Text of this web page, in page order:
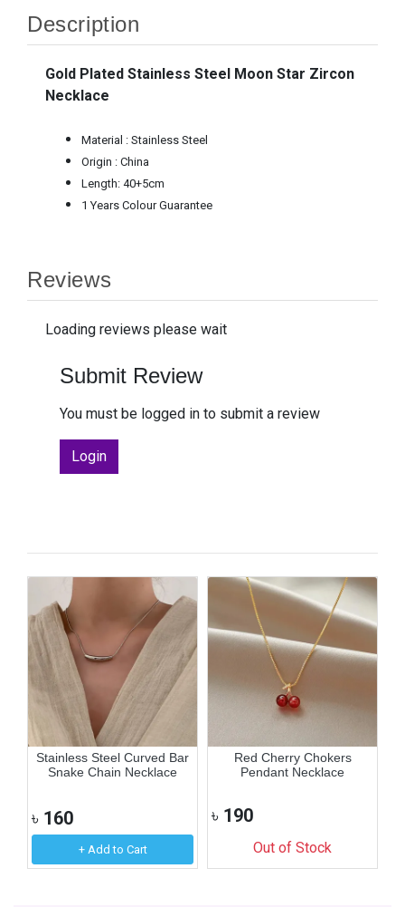
Description
Gold Plated Stainless Steel Moon Star Zircon
Necklace
Material : Stainless Steel
Origin : China
Length: 40+5cm
1 Years Colour Guarantee
Reviews
Loading reviews please wait
Submit Review
You must be logged in to submit a review
Login
Stainless Steel Curved Bar
Snake Chain Necklace
৳ 160
+ Add to Cart
Red Cherry Chokers
Pendant Necklace
৳ 190
Out of Stock